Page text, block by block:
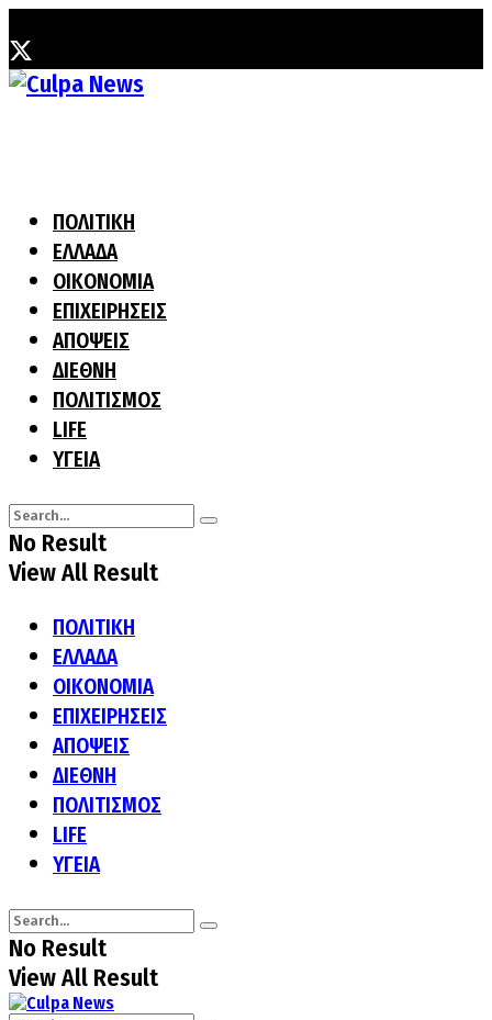
ΠΟΛΙΤΙΚΗ
ΕΛΛΑΔΑ
ΟΙΚΟΝΟΜΙΑ
ΕΠΙΧΕΙΡΗΣΕΙΣ
ΑΠΟΨΕΙΣ
ΔΙΕΘΝΗ
ΠΟΛΙΤΙΣΜΟΣ
LIFE
ΥΓΕΙΑ
No Result
View All Result
ΠΟΛΙΤΙΚΗ
ΕΛΛΑΔΑ
ΟΙΚΟΝΟΜΙΑ
ΕΠΙΧΕΙΡΗΣΕΙΣ
ΑΠΟΨΕΙΣ
ΔΙΕΘΝΗ
ΠΟΛΙΤΙΣΜΟΣ
LIFE
ΥΓΕΙΑ
No Result
View All Result